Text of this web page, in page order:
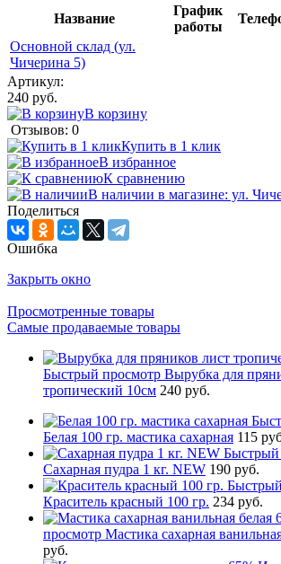
Название
График
работы
Основной склад (ул.
Чичерина 5)
Артикул:
240 руб.
В корзину
Отзывов: 0
Купить в 1 клик
В избранное
К сравнению
В наличии в магазине: ул.
Поделиться
Ошибка
Закрыть окно
Просмотренные товары
Самые продаваемые товары
Быстрый просмотр Вырубка для
тропический 10см 240 руб.
Белая 100 гр. мастика сахарная 115
Быстрый
Сахарная пудра 1 кг. NEW 190 руб.
Краситель красный 100 гр. 234 руб.
просмотр Мастика сахарная
руб.